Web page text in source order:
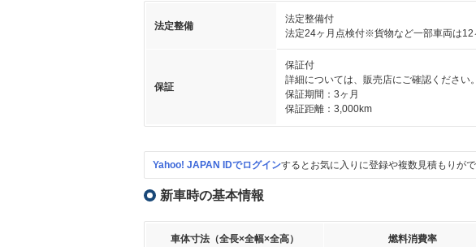
法定整備
法定整備付
法定24ヶ月点検付※貨物など一部車両は12
保証
保証付
詳細については、販売店にご確認ください。
保証期間：3ヶ月
保証距離：3,000km
Yahoo! JAPAN IDでログインするとお気に入りに登録や複数見積もりが
新車時の基本情報
車体寸法（全長×全幅×全高） 燃料消費率